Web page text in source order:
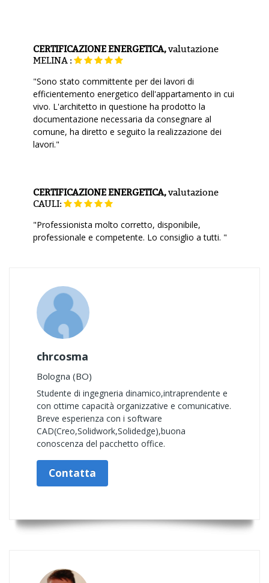
CERTIFICAZIONE ENERGETICA,valutazione
MELINA :
"Sono stato committente per dei lavori di
efficientemento energetico dell'appartamento in cui
vivo. L'architetto in questione ha prodotto la
documentazione necessaria da consegnare al
comune, ha diretto e seguito la realizzazione dei
lavori."
CERTIFICAZIONE ENERGETICA,valutazione
CAULI:
"Professionista molto corretto, disponibile,
professionale e competente. Lo consiglio a tutti. "
chrcosma
Bologna (BO)
Studente di ingegneria dinamico,intraprendente e
con ottime capacità organizzative e comunicative.
Breve esperienza con i software
CAD(Creo,Solidwork,Solidedge),buona
conoscenza del pacchetto office.
Contatta